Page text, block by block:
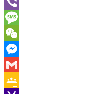
Viber
Message
WeChat
Messenger
Gmail